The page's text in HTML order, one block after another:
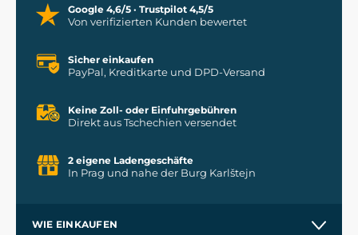
Google 4,6/5 · Trustpilot 4,5/5
Von verifizierten Kunden bewertet
Sicher einkaufen
PayPal, Kreditkarte und DPD-Versand
Keine Zoll- oder Einfuhrgebühren
Direkt aus Tschechien versendet
2 eigene Ladengeschäfte
In Prag und nahe der Burg Karlštejn
WIE EINKAUFEN